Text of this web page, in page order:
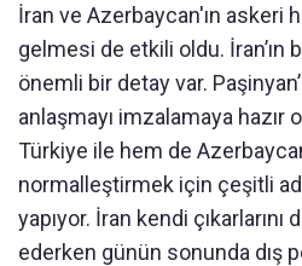
İran ve Azerbaycan'ın askeri
gelmesi de etkili oldu. İran’ın
önemli bir detay var.
anlaşmayı imzalamaya hazır
Türkiye ile hem de
normalleştirmek için çeşitli
yapıyor. İran kendi
ederken günün sonunda dış